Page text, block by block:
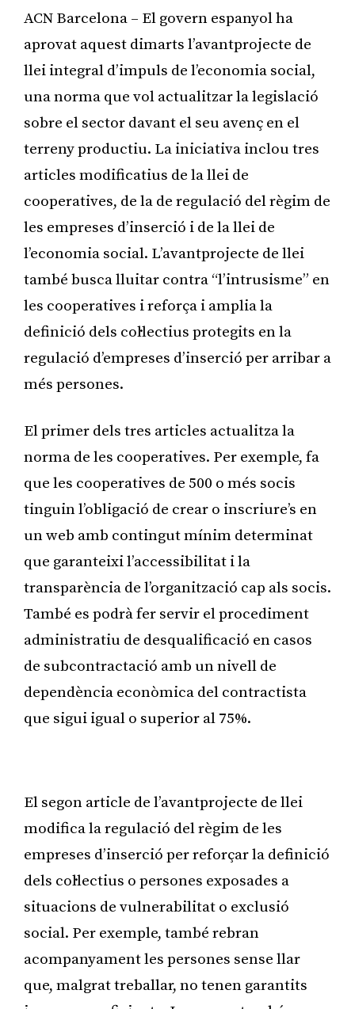
ACN Barcelona – El govern espanyol ha
aprovat aquest dimarts l’avantprojecte de
llei integral d’impuls de l’economia social,
una norma que vol actualitzar la legislació
sobre el sector davant el seu avenç en el
terreny productiu. La iniciativa inclou tres
articles modificatius de la llei de
cooperatives, de la de regulació del règim de
les empreses d’inserció i de la llei de
l’economia social. L’avantprojecte de llei
també busca lluitar contra “l’intrusisme” en
les cooperatives i reforça i amplia la
definició dels col·lectius protegits en la
regulació d’empreses d’inserció per arribar a
més persones.
El primer dels tres articles actualitza la
norma de les cooperatives. Per exemple, fa
que les cooperatives de 500 o més socis
tinguin l’obligació de crear o inscriure’s en
un web amb contingut mínim determinat
que garanteixi l’accessibilitat i la
transparència de l’organització cap als socis.
També es podrà fer servir el procediment
administratiu de desqualificació en casos
de subcontractació amb un nivell de
dependència econòmica del contractista
que sigui igual o superior al 75%.
El segon article de l’avantprojecte de llei
modifica la regulació del règim de les
empreses d’inserció per reforçar la definició
dels col·lectius o persones exposades a
situacions de vulnerabilitat o exclusió
social. Per exemple, també rebran
acompanyament les persones sense llar
que, malgrat treballar, no tenen garantits